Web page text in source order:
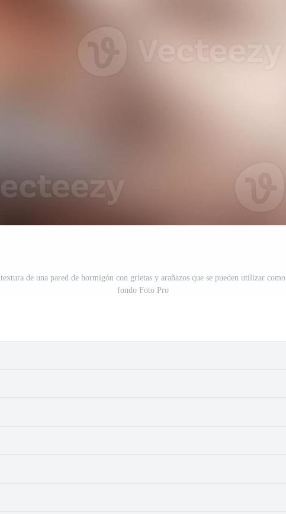
textura de una pared de hormigón con grietas y arañazos que se pueden utilizar como
fondo Foto Pro